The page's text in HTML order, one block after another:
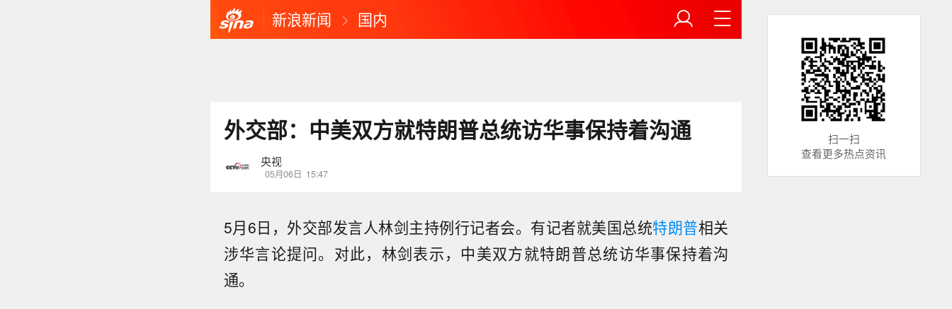
新浪新闻 国内
外交部：中美双方就特朗普总统访华事保持着沟通
央视
05月06日 15:47
5月6日，外交部发言人林剑主持例行记者会。有记者就美国总统特朗普相关
涉华言论提问。对此，林剑表示，中美双方就特朗普总统访华事保持着沟
通。
扫一扫
查看更多热点资讯